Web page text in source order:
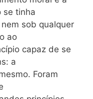
se tinha
sob qualquer
ao
capaz de se
a
Foram